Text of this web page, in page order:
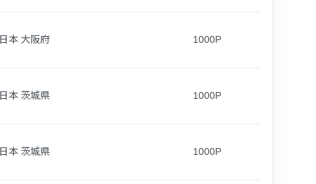
日本 大阪府 1000P
日本 茨城県 1000P
日本 茨城県 1000P